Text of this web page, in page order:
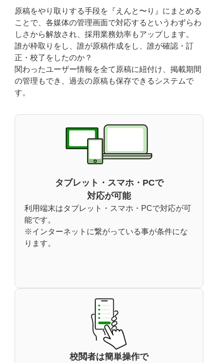
原稿をやり取りする手段を『えんと〜り』にまとめる
ことで、各媒体の管理画面で対応するというわずらわ
しさから解放され、採用業務効率もアップします。
誰が枠取りをし、誰が原稿作成をし、誰が確認・訂
正・校了をしたのか？
関わったユーザー情報を全て原稿に紐付け、掲載期間
の管理もでき、過去の原稿も保存できるシステムで
す。
タブレット・スマホ・PCで
対応が可能
利用端末はタブレット・スマホ・PCで対応が可
能です。
※インターネットに繋がっている事が条件にな
ります。
校閲者は簡単操作で